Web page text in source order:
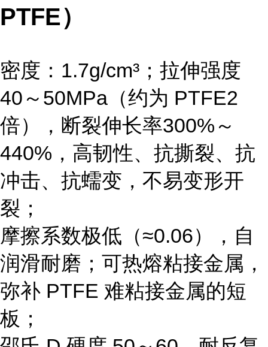
PTFE）
密度： 1.7g/cm³ ；拉伸强度
40～50MPa（约为 PTFE2
倍），断裂伸长率300%～
440% ，高韧性、抗撕裂、抗
冲击、抗蠕变，不易变形开
裂；
摩擦系数极低（≈0.06），自
润滑耐磨；可热熔粘接金属，
弥补 PTFE 难粘接金属的短
板；